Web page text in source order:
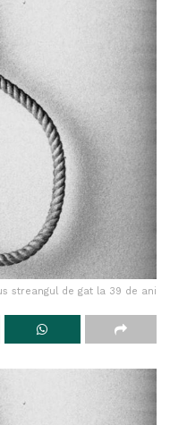
streangul de gat la 39 de ani